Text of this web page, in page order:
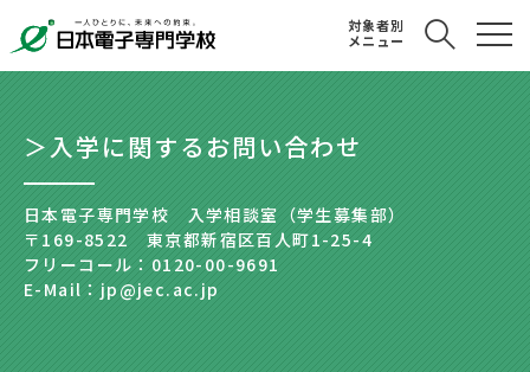
対象者別
メニュー
＞入学に関するお問い合わせ
日本電子専門学校 入学相談室（学生募集部）
〒169-8522 東京都新宿区百人町1-25-4
フリーコール：0120-00-9691
E-Mail：jp@jec.ac.jp